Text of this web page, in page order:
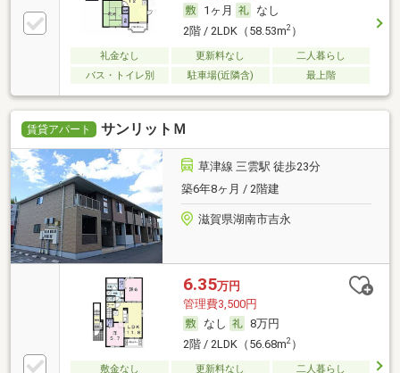
1ヶ月
なし
2階 / 2LDK（58.53m2）
礼金なし 更新料なし
二人暮らし
バス・トイレ別
駐車場(近隣含) 最上階
賃貸アパート サンリットＭ
草津線 三雲駅 徒歩23分
築6年8ヶ月 / 2階建
滋賀県湖南市吉永
6.35万円
管理費3,500円
なし
8万円
2階 / 2LDK（56.68m2）
敷金なし 更新料なし 二人暮らし